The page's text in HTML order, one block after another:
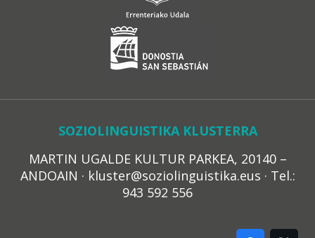
SOZIOLINGUISTIKA KLUSTERRA
MARTIN UGALDE KULTUR PARKEA, 20140 –
ANDOAIN · kluster@soziolinguistika.eus · Tel.:
943 592 556